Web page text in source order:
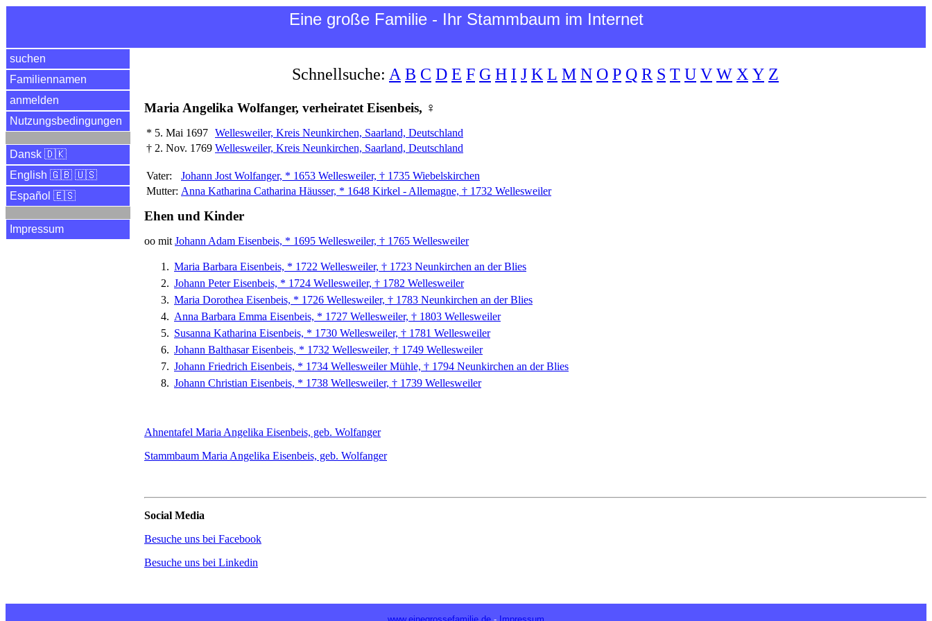
Eine große Familie - Ihr Stammbaum im Internet
suchen
Familiennamen
anmelden
Nutzungsbedingungen
Dansk 🇩🇰
English 🇬🇧 🇺🇸
Español 🇪🇸
Impressum
Schnellsuche: A B C D E F G H I J K L M N O P Q R S T U V W X Y Z
Maria Angelika Wolfanger, verheiratet Eisenbeis, ♀
* 5. Mai 1697 Wellesweiler, Kreis Neunkirchen, Saarland, Deutschland
† 2. Nov. 1769 Wellesweiler, Kreis Neunkirchen, Saarland, Deutschland
Vater:
Johann Jost Wolfanger, * 1653 Wellesweiler, † 1735 Wiebelskirchen
Mutter: Anna Katharina Catharina Häusser, * 1648 Kirkel - Allemagne, † 1732 Wellesweiler
Ehen und Kinder
oo mit Johann Adam Eisenbeis, * 1695 Wellesweiler, † 1765 Wellesweiler
Maria Barbara Eisenbeis, * 1722 Wellesweiler, † 1723 Neunkirchen an der Blies
Johann Peter Eisenbeis, * 1724 Wellesweiler, † 1782 Wellesweiler
Maria Dorothea Eisenbeis, * 1726 Wellesweiler, † 1783 Neunkirchen an der Blies
Anna Barbara Emma Eisenbeis, * 1727 Wellesweiler, † 1803 Wellesweiler
Susanna Katharina Eisenbeis, * 1730 Wellesweiler, † 1781 Wellesweiler
Johann Balthasar Eisenbeis, * 1732 Wellesweiler, † 1749 Wellesweiler
Johann Friedrich Eisenbeis, * 1734 Wellesweiler Mühle, † 1794 Neunkirchen an der Blies
Johann Christian Eisenbeis, * 1738 Wellesweiler, † 1739 Wellesweiler
Ahnentafel Maria Angelika Eisenbeis, geb. Wolfanger
Stammbaum Maria Angelika Eisenbeis, geb. Wolfanger
Social Media
Besuche uns bei Facebook
Besuche uns bei Linkedin